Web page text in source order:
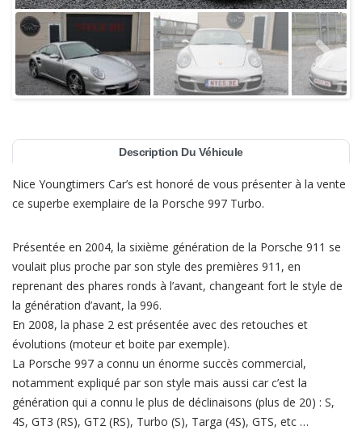
Description Du Véhicule
Nice Youngtimers Car’s est honoré de vous présenter à la vente
ce superbe exemplaire de la Porsche 997 Turbo.
Présentée en 2004, la sixième génération de la Porsche 911 se
voulait plus proche par son style des premières 911, en
reprenant des phares ronds à l’avant, changeant fort le style de
la génération d’avant, la 996.
En 2008, la phase 2 est présentée avec des retouches et
évolutions (moteur et boite par exemple).
La Porsche 997 a connu un énorme succès commercial,
notamment expliqué par son style mais aussi car c’est la
génération qui a connu le plus de déclinaisons (plus de 20) : S,
4S, GT3 (RS), GT2 (RS), Turbo (S), Targa (4S), GTS, etc …